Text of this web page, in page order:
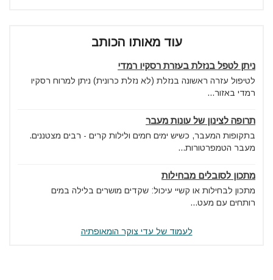
עוד מאותו הכותב
ניתן לטפל בנזלת בעזרת רסקיו רמדי
לטיפול עזרה ראשונה בנזלת (לא נזלת כרונית) ניתן למרוח רסקיו
רמדי באזור...
תרופה לצינון של עונות מעבר
בתקופות המעבר, כשיש ימים חמים ולילות קרים - רבים מצטננים.
מעבר הטמפרטורות...
מתכון לסובלים מבחילות
מתכון לבחילות או קשיי עיכול: שקדים מושרים בלילה במים
רותחים עם מעט...
לעמוד של עדי צוקר הומאופתיה